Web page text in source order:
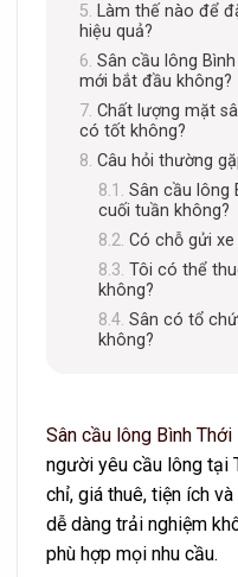
Làm thế nào để
hiệu quả?
Sân cầu lông
mới bắt đầu không?
Chất lượng mặt
có tốt không?
Câu hỏi thường
Sân cầu lông
cuối tuần không?
Có chỗ gửi
Tôi có thể
không?
Sân có tổ
không?
Sân cầu lông Bình Thới
người yêu cầu lông tại
chỉ, giá thuê, tiện ích
dễ dàng trải nghiệm
phù hợp mọi nhu cầu.